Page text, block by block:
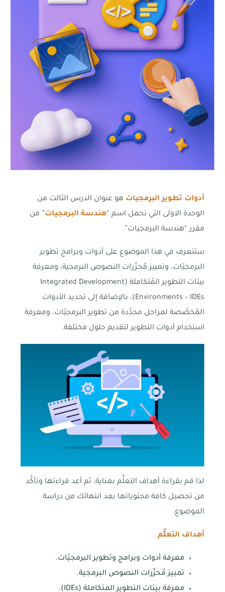
أدوات تطوير البرمجيات هو عنوان الدرس الثالث من
الوحدة الاولى التي تحمل اسم “هندسة البرمجيات” من
مقرر “هندسة البرمجيات”.
ستتعرف في هذا الموضوع على أدوات وبرامج تطوير
البرمجيّات، وتمييز مُحرِّرات النصوص البرمجية، ومعرفة
بيئات التطوير المُتكاملة (Integrated Development
Environments – IDEs)، بالإضافة إلى تحديد الأدوات
المُخصَّصة لمراحل محدَّدة من تطوير البرمجيّات، ومعرفة
استخدام أدوات التطوير لتقديم حلول مختلفة.
لذا قم بقراءة أهداف التعلُّم بعناية، ثم أعد قراءتها وتأكَّد
من تحصيل كافة محتوياتها بعد انتهائك من دراسة
الموضوع.
أهداف التعلُّم
معرفة أدوات وبرامج وتطوير البرمجيّات.
تمييز مُحرِّرات النصوص البرمجية.
معرفة بيئات التطوير المتكاملة (IDEs).